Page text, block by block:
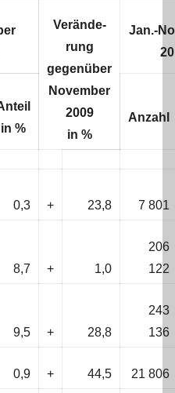
Verände-
rung
gegenüber
November
2009
in %
Jan.-
in %
Anzahl
0,3 + 23,8 7 801
8,7 + 1,0
206
122
9,5 + 28,8
243
136
0,9 + 44,5 21 806